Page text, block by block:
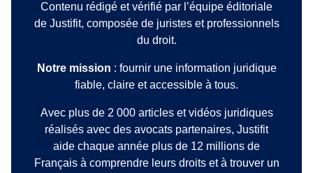
Contenu rédigé et vérifié par l’équipe éditoriale
de Justifit, composée de juristes et professionnels
du droit.
Notre mission : fournir une information juridique
fiable, claire et accessible à tous.
Avec plus de 2 000 articles et vidéos juridiques
réalisés avec des avocats partenaires, Justifit
aide chaque année plus de 12 millions de
Français à comprendre leurs droits et à trouver un